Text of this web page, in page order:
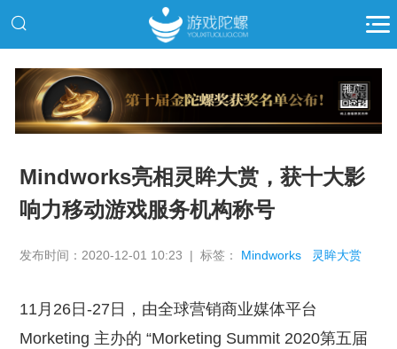
推广
Mindworks亮相灵眸大赏，获十大影
响力移动游戏服务机构称号
发布时间：2020-12-01 10:23 | 标签： Mindworks 灵眸大赏
11月26日-27日，由全球营销商业媒体平台
Morketing 主办的 “Morketing Summit 2020第五届